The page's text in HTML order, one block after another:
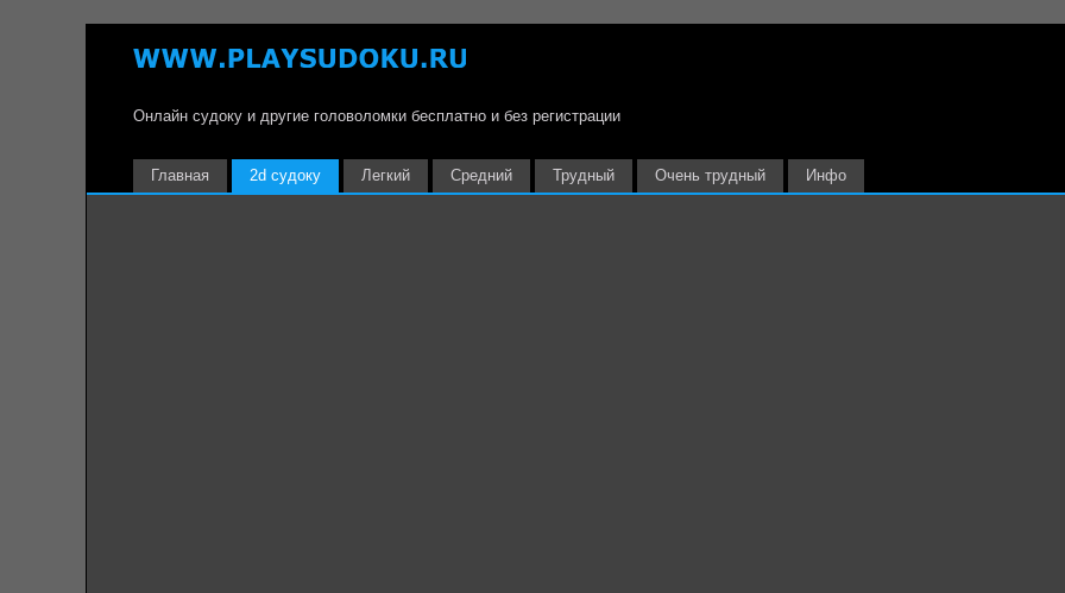
Онлайн судоку и другие головоломки бесплатно и без регистрации
Главная 2d судоку Легкий Средний Трудный Очень трудный Инфо